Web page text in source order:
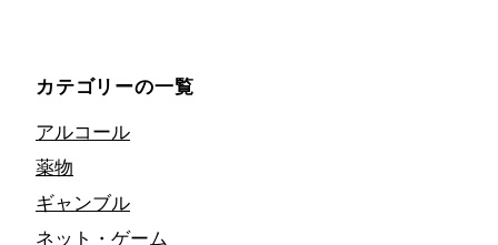
カテゴリーの一覧
アルコール
薬物
ギャンブル
ネット・ゲーム